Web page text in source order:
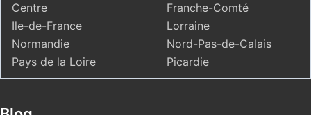
Centre
Ile-de-France
Normandie
Pays de la Loire
Franche-Comté
Lorraine
Nord-Pas-de-Calais
Picardie